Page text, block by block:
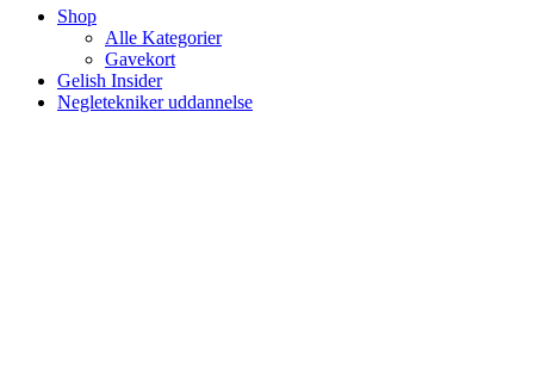
Shop
Alle Kategorier
Gavekort
Gelish Insider
Negletekniker uddannelse